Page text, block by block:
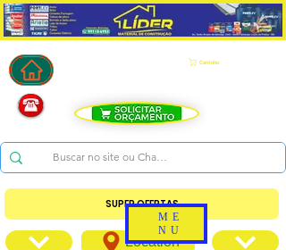
Carrinho
SUPER OFERTAS
Location
ME
NU